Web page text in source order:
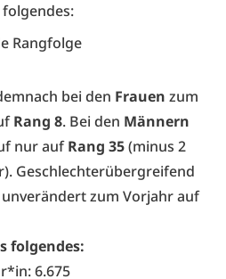
Rangfolge
bei den Frauen zum
Rang 8. Bei den Männern
nur aufRang 35(minus 2
Geschlechterübergreifend
zum Vorjahr auf
folgendes:
6.675